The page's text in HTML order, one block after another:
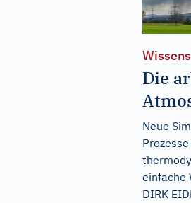
Die
Neue
einfache
DIRK